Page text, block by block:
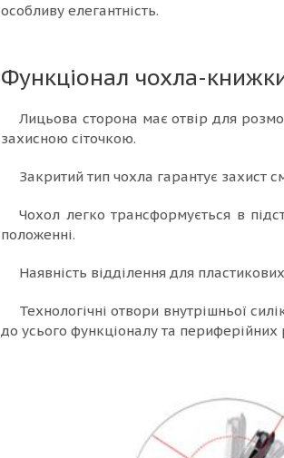
особливу елегантність.
Функціонал чохла-
Лицьова сторона має отвір для
захисною сіточкою.
Закритий тип чохла гарантує захист
Чохол легко трансформується в
положенні.
Наявність відділення для
Технологічні отвори внутрішньої
до усього функціоналу та